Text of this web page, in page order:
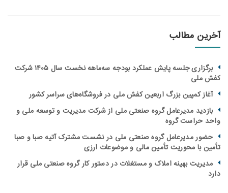
مطالب
برگزاری جلسه پایش عملکرد بودجه سه‌ماهه نخست سال ۱۴۰۵ شرکت
ملی
کمپین بزرگ اربعین کفش ملی در فروشگاه‌های سراسر کشور
مدیرعامل گروه صنعتی ملی از شرکت مدیریت و توسعه ملی و
حراست گروه
مدیرعامل گروه صنعتی ملی در نشست مشترک آتیه صبا و صبا
با محوریت تأمین مالی و موضوعات ارزی
بهینه املاک و مستغلات در دستور کار گروه صنعتی ملی قرار